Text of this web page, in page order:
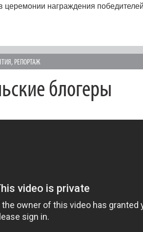
церемонии награждения
, РЕПОРТАЖ
блогеры